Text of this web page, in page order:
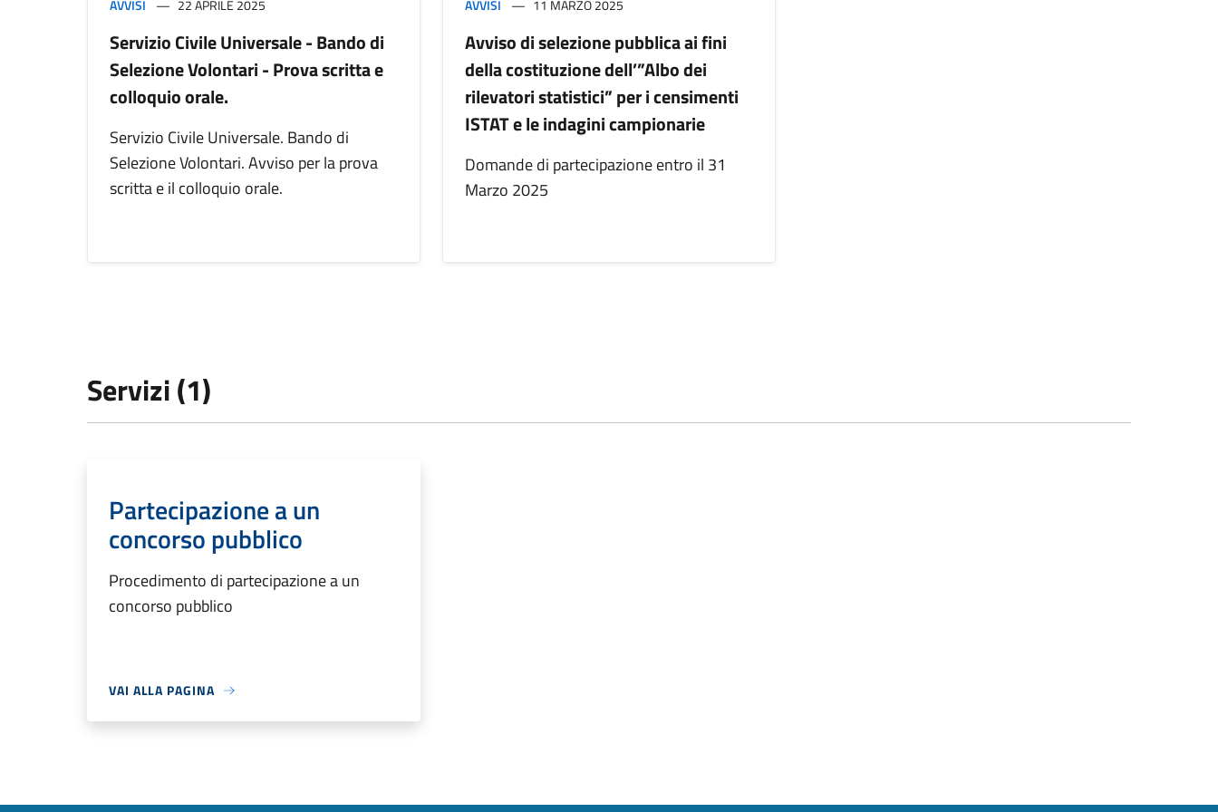
AVVISI 22 APRILE 2025
Servizio Civile Universale - Bando di
Selezione Volontari - Prova scritta e
colloquio orale.
Servizio Civile Universale. Bando di
Selezione Volontari. Avviso per la prova
scritta e il colloquio orale.
AVVISI 11 MARZO 2025
Avviso di selezione pubblica ai fini
della costituzione dell’”Albo dei
rilevatori statistici” per i censimenti
ISTAT e le indagini campionarie
Domande di partecipazione entro il 31
Marzo 2025
Servizi (1)
Partecipazione a un
concorso pubblico
Procedimento di partecipazione a un
concorso pubblico
VAI ALLA PAGINA